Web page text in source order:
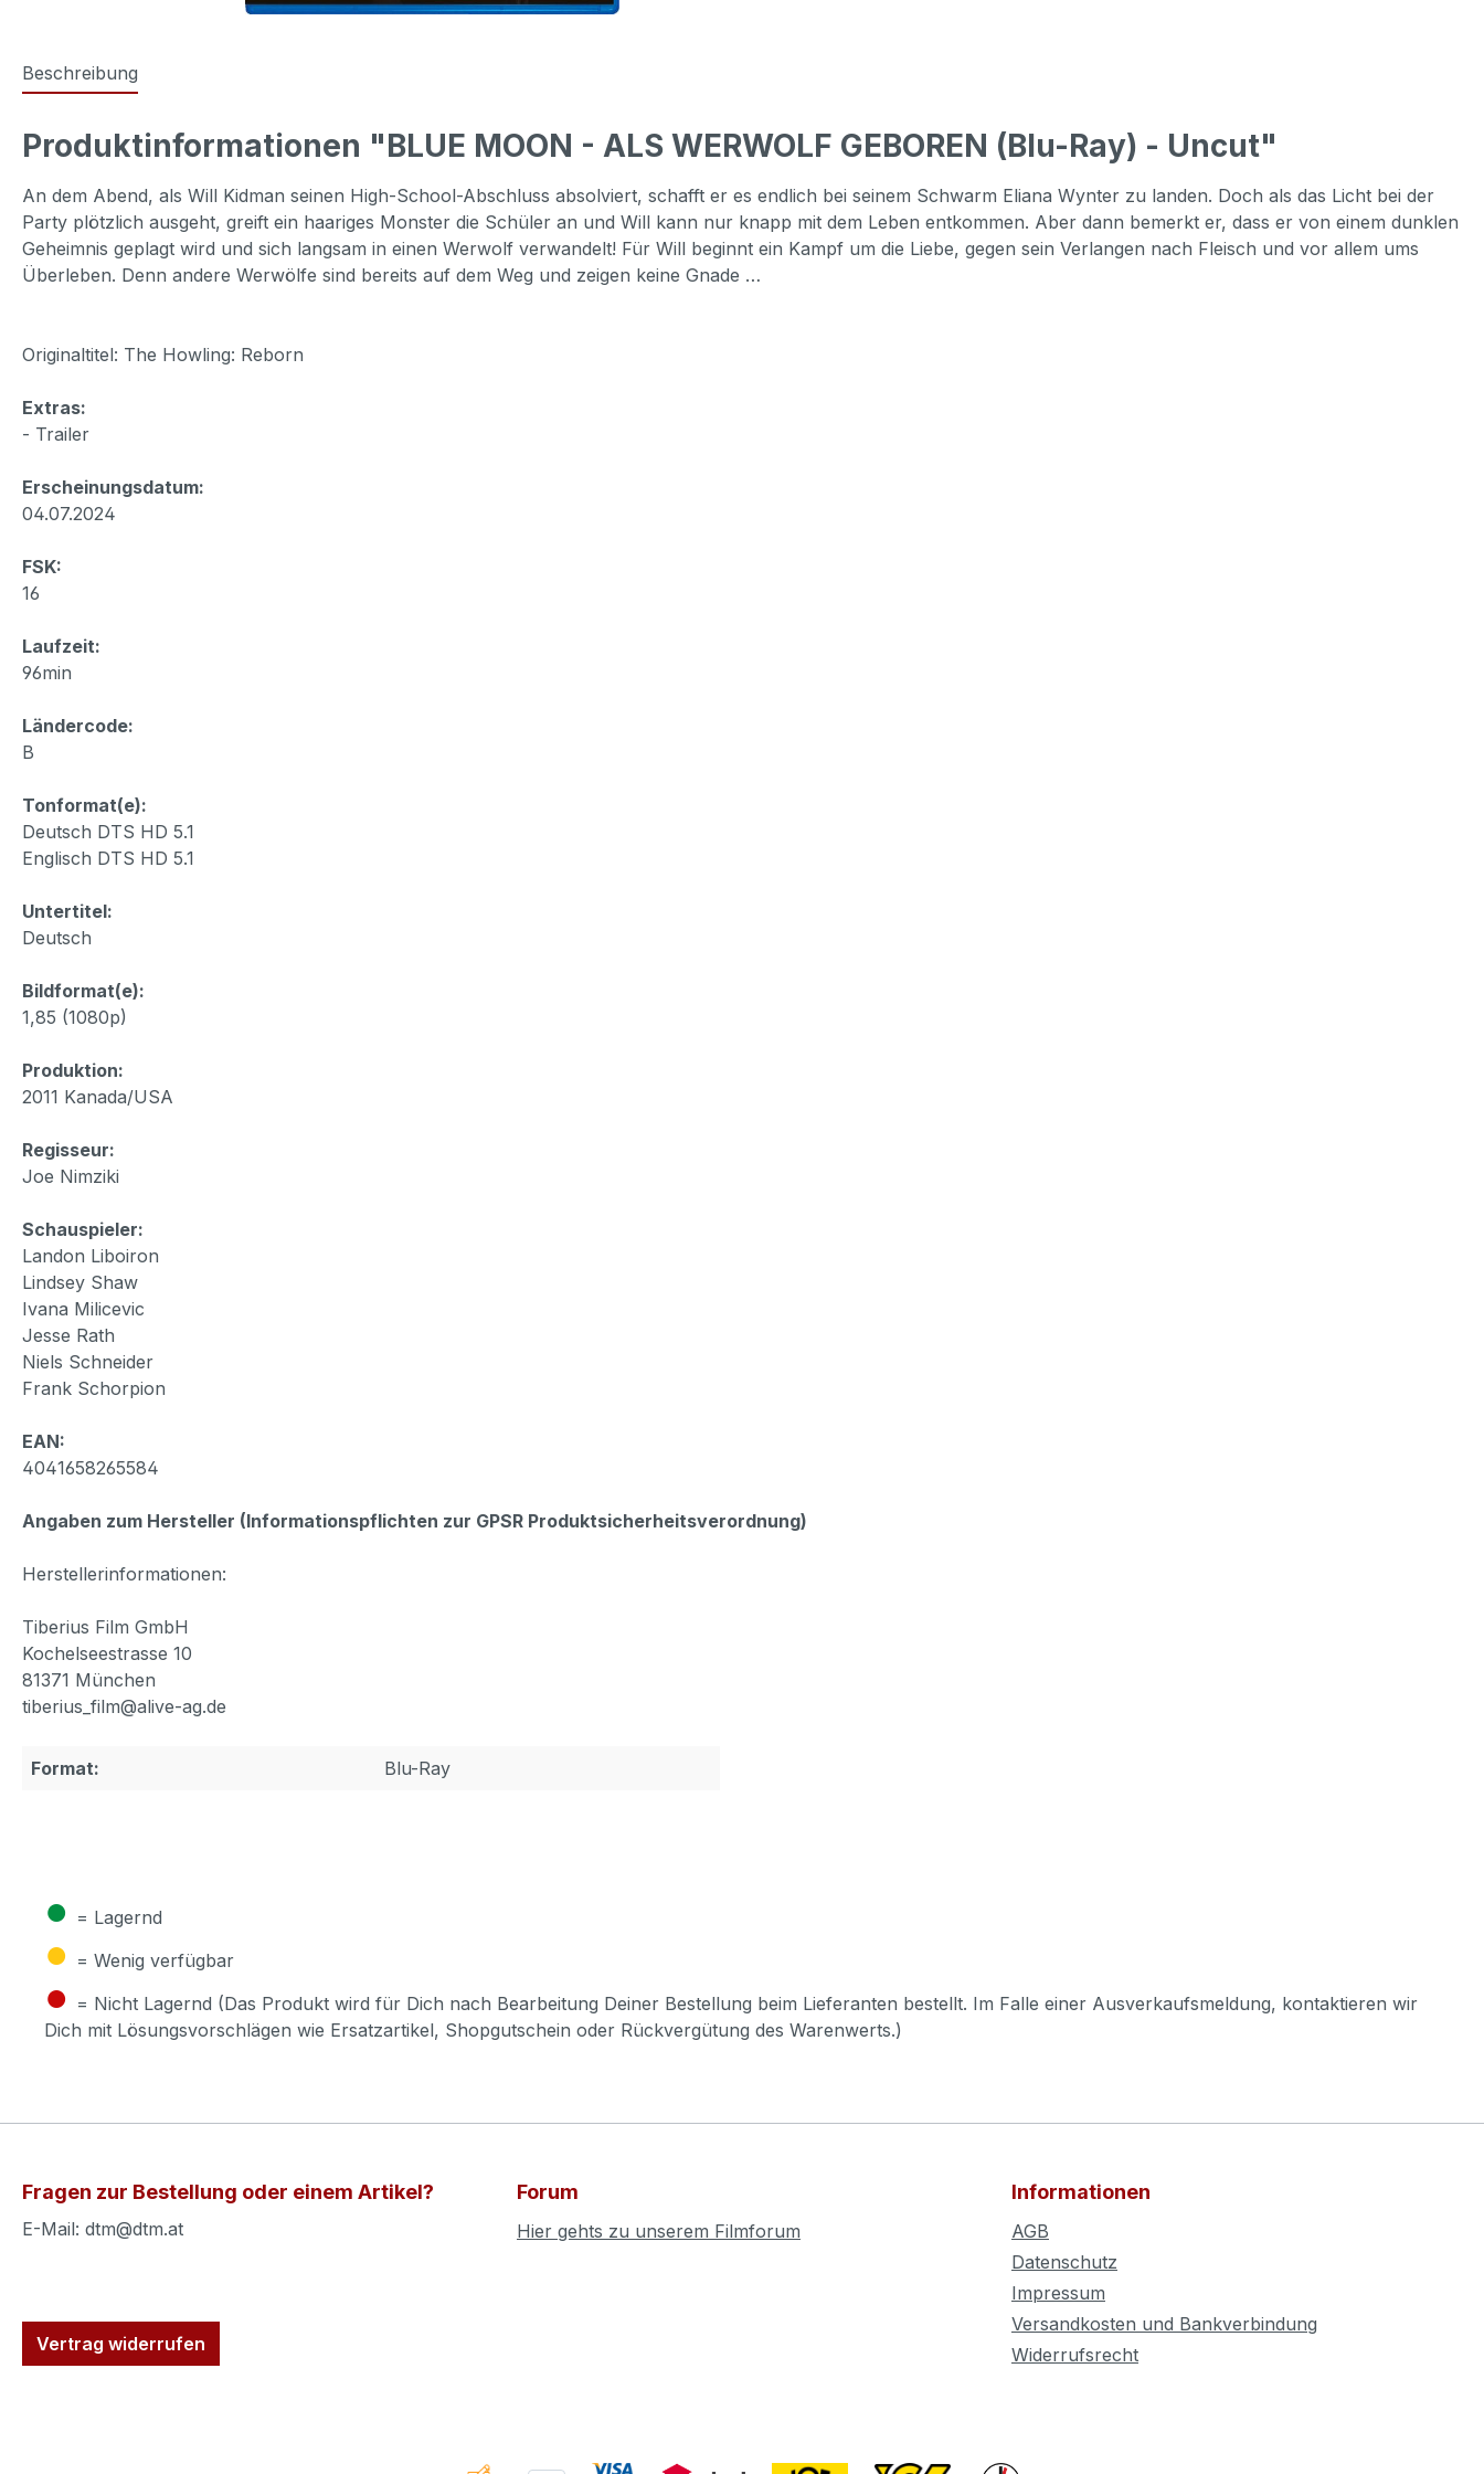
Beschreibung
Produktinformationen "BLUE MOON - ALS WERWOLF GEBOREN (Blu-Ray) - Uncut"
An dem Abend, als Will Kidman seinen High-School-Abschluss absolviert, schafft er es endlich bei seinem Schwarm Eliana Wynter zu landen. Doch als das Licht bei der
Party plötzlich ausgeht, greift ein haariges Monster die Schüler an und Will kann nur knapp mit dem Leben entkommen. Aber dann bemerkt er, dass er von einem dunklen
Geheimnis geplagt wird und sich langsam in einen Werwolf verwandelt! Für Will beginnt ein Kampf um die Liebe, gegen sein Verlangen nach Fleisch und vor allem ums
Überleben. Denn andere Werwölfe sind bereits auf dem Weg und zeigen keine Gnade …
Originaltitel: The Howling: Reborn
Extras:
- Trailer
Erscheinungsdatum:
04.07.2024
FSK:
16
Laufzeit:
96min
Ländercode:
B
Tonformat(e):
Deutsch DTS HD 5.1
Englisch DTS HD 5.1
Untertitel:
Deutsch
Bildformat(e):
1,85 (1080p)
Produktion:
2011 Kanada/USA
Regisseur:
Joe Nimziki
Schauspieler:
Landon Liboiron
Lindsey Shaw
Ivana Milicevic
Jesse Rath
Niels Schneider
Frank Schorpion
EAN:
4041658265584
Angaben zum Hersteller (Informationspflichten zur GPSR Produktsicherheitsverordnung)
Herstellerinformationen:
Tiberius Film GmbH
Kochelseestrasse 10
81371 München
tiberius_film@alive-ag.de
Format: Blu-Ray
● = Lagernd
● = Wenig verfügbar
● = Nicht Lagernd (Das Produkt wird für Dich nach Bearbeitung Deiner Bestellung beim Lieferanten bestellt. Im Falle einer Ausverkaufsmeldung, kontaktieren wir
Dich mit Lösungsvorschlägen wie Ersatzartikel, Shopgutschein oder Rückvergütung des Warenwerts.)
Fragen zur Bestellung oder einem Artikel?
E-Mail: dtm@dtm.at
Vertrag widerrufen
Forum
Hier gehts zu unserem Filmforum
Informationen
AGB
Datenschutz
Impressum
Versandkosten und Bankverbindung
Widerrufsrecht